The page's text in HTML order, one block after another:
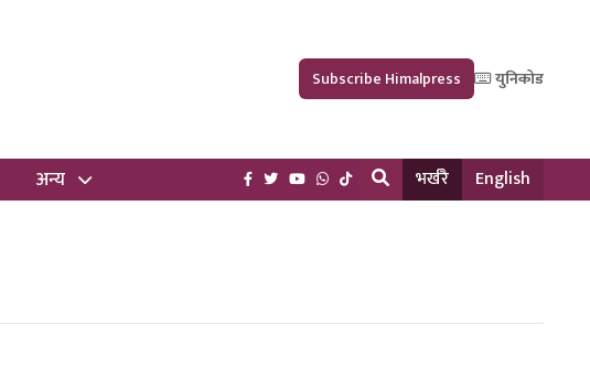
Subscribe Himalpress युनिकोड
अन्य भर्खरै English